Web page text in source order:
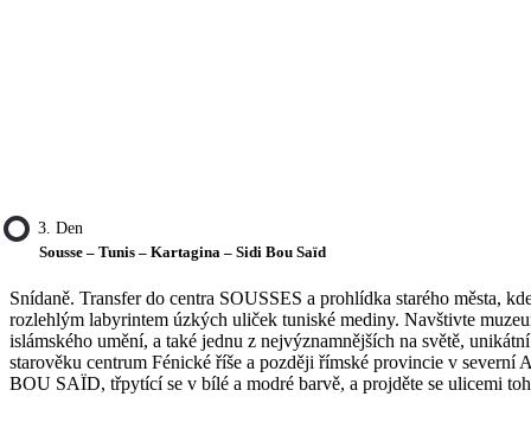
3. Den
Sousse – Tunis – Kartagina – Sidi Bou Saïd
Snídaně. Transfer do centra SOUSSES a prohlídka starého města,
rozlehlým labyrintem úzkých uliček tuniské mediny. Navštivte
islámského umění, a také jednu z nejvýznamnějších na světě,
starověku centrum Fénické říše a později římské provincie v
BOU SAÏD, třpytící se v bílé a modré barvě, a projděte se ulicemi